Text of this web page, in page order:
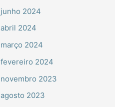
junho 2024
abril 2024
março 2024
fevereiro 2024
novembro 2023
agosto 2023